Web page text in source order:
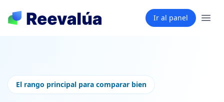
Ir al panel
El rango principal para comparar bien